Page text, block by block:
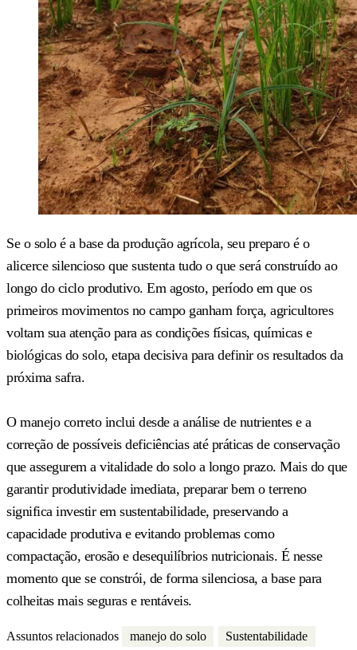
Se o solo é a base da produção agrícola, seu preparo é o
alicerce silencioso que sustenta tudo o que será construído ao
longo do ciclo produtivo. Em agosto, período em que os
primeiros movimentos no campo ganham força, agricultores
voltam sua atenção para as condições físicas, químicas e
biológicas do solo, etapa decisiva para definir os resultados da
próxima safra.
O manejo correto inclui desde a análise de nutrientes e a
correção de possíveis deficiências até práticas de conservação
que assegurem a vitalidade do solo a longo prazo. Mais do que
garantir produtividade imediata, preparar bem o terreno
significa investir em sustentabilidade, preservando a
capacidade produtiva e evitando problemas como
compactação, erosão e desequilíbrios nutricionais. É nesse
momento que se constrói, de forma silenciosa, a base para
colheitas mais seguras e rentáveis.
Assuntos relacionados manejo do solo
Sustentabilidade